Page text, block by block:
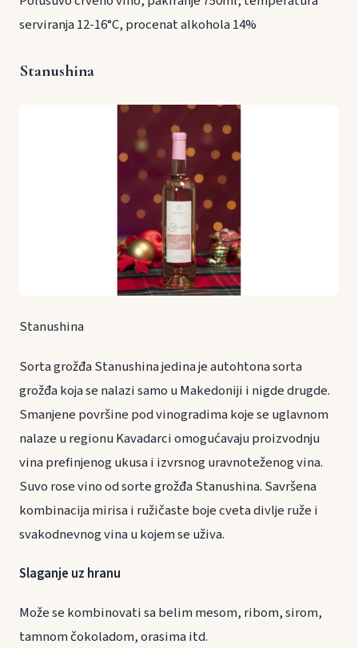
serviranja 12-16°C, procenat alkohola 14%
Stanushina
Stanushina
Sorta grožđa Stanushina jedina je autohtona sorta
grožđa koja se nalazi samo u Makedoniji i nigde drugde.
Smanjene površine pod vinogradima koje se uglavnom
nalaze u regionu Kavadarci omogućavaju proizvodnju
vina prefinjenog ukusa i izvrsnog uravnoteženog vina.
Suvo rose vino od sorte grožđa Stanushina. Savršena
kombinacija mirisa i ružičaste boje cveta divlje ruže i
svakodnevnog vina u kojem se uživa.
Slaganje uz hranu
Može se kombinovati sa belim mesom, ribom, sirom,
tamnom čokoladom, orasima itd.